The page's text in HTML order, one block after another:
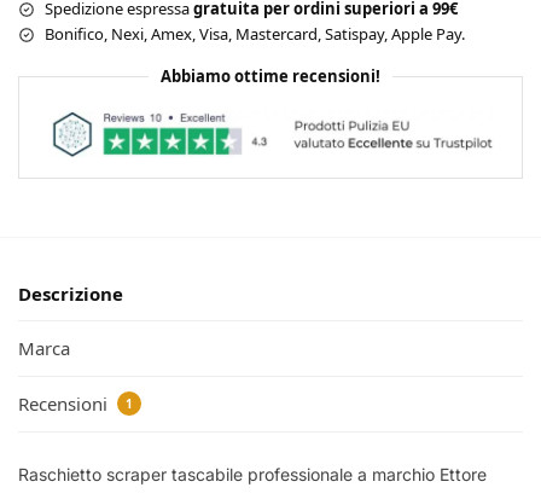
z
z
E
T
z
z
a
T
O
Spedizione espressagratuita per ordini superiori a 99€
Bonifico, Nexi, Amex, Visa, Mastercard, Satispay, Apple Pay.
Abbiamo ottime recensioni!
Descrizione
Marca
Recensioni 1
Raschietto scraper tascabile professionale a marchio Ettore